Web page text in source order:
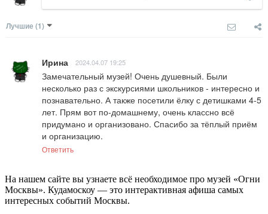
Лучшие (1)
Ирина 2024.04.07 19:25
Замечательный музей! Очень душевный. Были
несколько раз с экскурсиями школьников - интересно и
познавательно. А также посетили ёлку с детишками 4-5
лет. Прям вот по-домашнему, очень классно всё
придумано и организовано. Спасибо за тёплый приём
и организацию.
Ответить
На нашем сайте вы узнаете всё необходимое про музей «Огни
Москвы». Кудамоскоу — это интерактивная афиша самых
интересных событий Москвы.